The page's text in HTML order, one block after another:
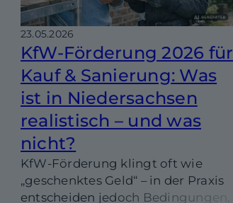
23.05.2026
KfW-Förderung 2026 für
Kauf & Sanierung: Was
ist in Niedersachsen
realistisch – und was
nicht?
KfW-Förderung klingt oft wie
„geschenktes Geld“ – in der Praxis
entscheiden jedoch Bedingungen,